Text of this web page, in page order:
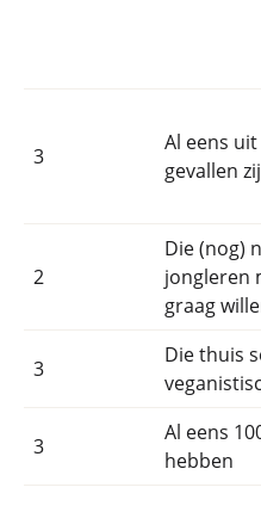
3
Al eens
gevallen
2
Die (nog)
jongleren
graag
3
Die thuis
3
Al eens
hebben